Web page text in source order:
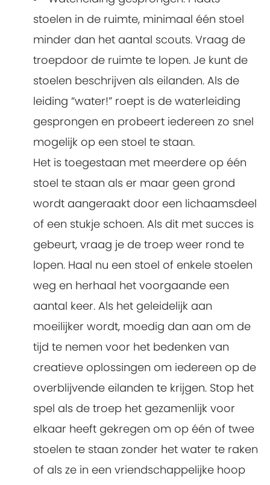
stoelen in de ruimte, minimaal één stoel
minder dan het aantal scouts. Vraag de
troepdoor de ruimte te lopen. Je kunt de
stoelen beschrijven als eilanden. Als de
leiding “water!” roept is de waterleiding
gesprongen en probeert iedereen zo snel
mogelijk op een stoel te staan.
Het is toegestaan met meerdere op één
stoel te staan als er maar geen grond
wordt aangeraakt door een lichaamsdeel
of een stukje schoen. Als dit met succes is
gebeurt, vraag je de troep weer rond te
lopen. Haal nu een stoel of enkele stoelen
weg en herhaal het voorgaande een
aantal keer. Als het geleidelijk aan
moeilijker wordt, moedig dan aan om de
tijd te nemen voor het bedenken van
creatieve oplossingen om iedereen op de
overblijvende eilanden te krijgen. Stop het
spel als de troep het gezamenlijk voor
elkaar heeft gekregen om op één of twee
stoelen te staan zonder het water te raken
of als ze in een vriendschappelijke hoop